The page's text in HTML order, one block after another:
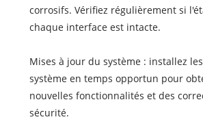
corrosifs. Vérifiez régulièrement si
chaque interface est intacte.
Mises à jour du système : installez
système en temps opportun pour
nouvelles fonctionnalités et des
sécurité.